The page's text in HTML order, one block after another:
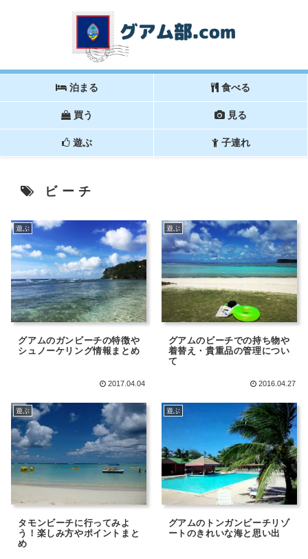
泊まる 食べる
買う 見る
遊ぶ 子連れ
ビーチ
遊ぶ
グアムのガンビーチの特徴や
シュノーケリング情報まとめ
2017.04.04
遊ぶ
グアムのビーチでの持ち物や
着替え・貴重品の管理につい
て
2016.04.27
遊ぶ
タモンビーチに行ってみよ
う！楽しみ方やポイントまと
め
遊ぶ
グアムのトンガンビーチリゾ
ートのきれいな海と思い出